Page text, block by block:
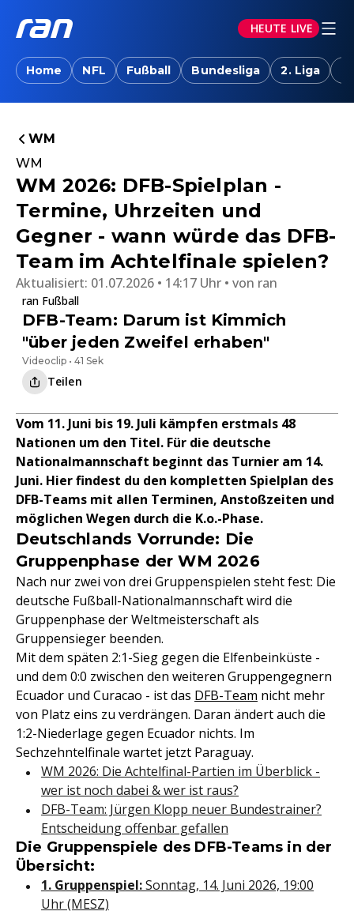
HEUTE LIVE
Home NFL Fußball Bundesliga 2. Liga
WM
WM
WM 2026: DFB-Spielplan -
Termine, Uhrzeiten und
Gegner - wann würde das DFB-
Team im Achtelfinale spielen?
Aktualisiert: 01.07.2026 • 14:17 Uhr von ran
ran Fußball
DFB-Team: Darum ist Kimmich
"über jeden Zweifel erhaben"
Videoclip • 41 Sek
Teilen
Vom 11. Juni bis 19. Juli kämpfen erstmals 48
Nationen um den Titel. Für die deutsche
Nationalmannschaft beginnt das Turnier am 14.
Juni. Hier findest du den kompletten Spielplan des
DFB-Teams mit allen Terminen, Anstoßzeiten und
möglichen Wegen durch die K.o.-Phase.
Deutschlands Vorrunde: Die
Gruppenphase der WM 2026
Nach nur zwei von drei Gruppenspielen steht fest: Die
deutsche Fußball-Nationalmannschaft wird die
Gruppenphase der Weltmeisterschaft als
Gruppensieger beenden.
Mit dem späten 2:1-Sieg gegen die Elfenbeinküste -
und dem 0:0 zwischen den weiteren Gruppengegnern
Ecuador und Curacao - ist das DFB-Team nicht mehr
von Platz eins zu verdrängen. Daran ändert auch die
1:2-Niederlage gegen Ecuador nichts. Im
Sechzehntelfinale wartet jetzt Paraguay.
WM 2026: Die Achtelfinal-Partien im Überblick -
wer ist noch dabei & wer ist raus?
DFB-Team: Jürgen Klopp neuer Bundestrainer?
Entscheidung offenbar gefallen
Die Gruppenspiele des DFB-Teams in der
Übersicht:
1. Gruppenspiel:Sonntag, 14. Juni 2026, 19:00
Uhr (MESZ)